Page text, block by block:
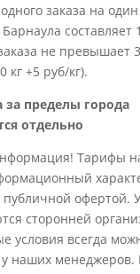
заказа на
составляет
не превышает
кг +5 руб/кг).
за пределы города
отдельно
Тарифы
офертой.
сторонней
условия всегда
у наших менеджеров.